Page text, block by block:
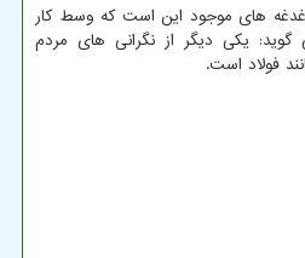
های موجود این است که وسط کار
گوید: یکی دیگر از نگرانی های مردم
فولاد است.